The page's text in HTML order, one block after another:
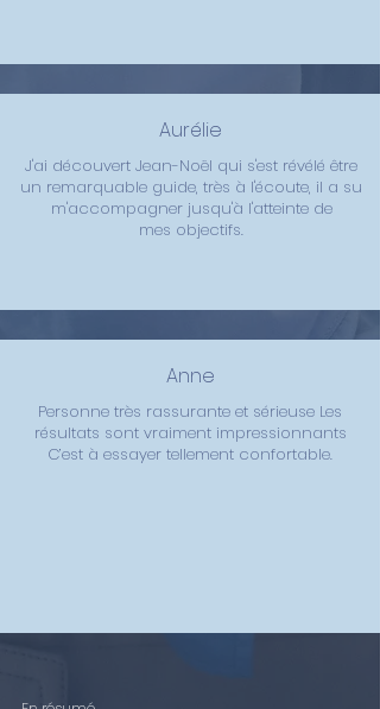
Aurélie
J'ai découvert Jean-Noël qui s'est révélé être
un remarquable guide, très à l'écoute, il a su
m'accompagner jusqu'à l'atteinte de
mes objectifs.
Anne
Personne très rassurante et sérieuse Les
résultats sont vraiment impressionnants
C’est à essayer tellement confortable.